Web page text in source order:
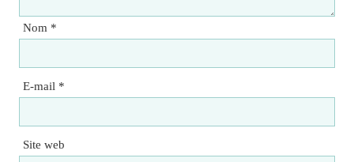
Nom *
E-mail *
Site web